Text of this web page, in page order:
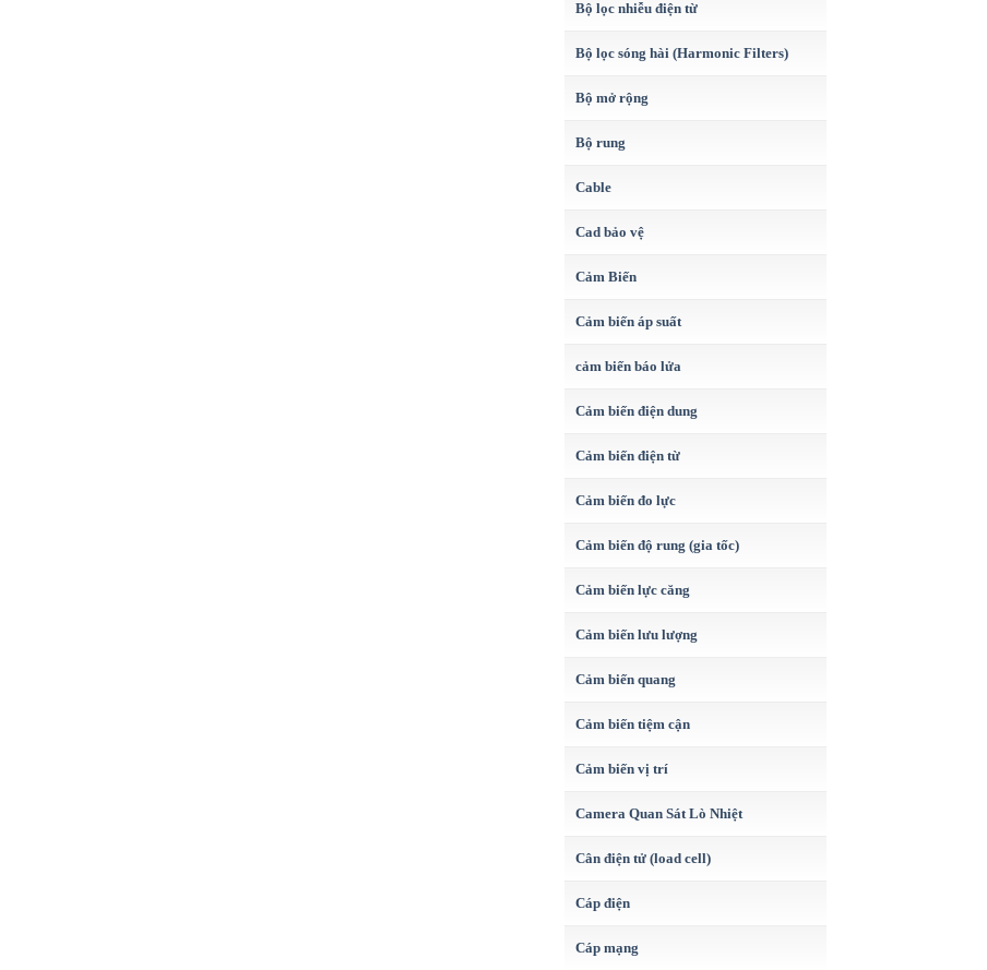
Bộ lọc nhiễu điện từ
Bộ lọc sóng hài (Harmonic Filters)
Bộ mở rộng
Bộ rung
Cable
Cad bảo vệ
Cảm Biến
Cảm biến áp suất
cảm biến báo lửa
Cảm biến điện dung
Cảm biến điện từ
Cảm biến đo lực
Cảm biến độ rung (gia tốc)
Cảm biến lực căng
Cảm biến lưu lượng
Cảm biến quang
Cảm biến tiệm cận
Cảm biến vị trí
Camera Quan Sát Lò Nhiệt
Cân điện tử (load cell)
Cáp điện
Cáp mạng